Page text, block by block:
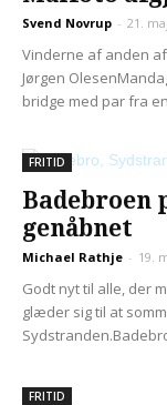
Svend Novrup - 21.
Vinderne af anden
Jørgen
bridge med par fra
FRITID
Badebroen
genåbnet
Michael Rathje - 19.
Godt nyt til alle, der
glæder sig til at
FRITID